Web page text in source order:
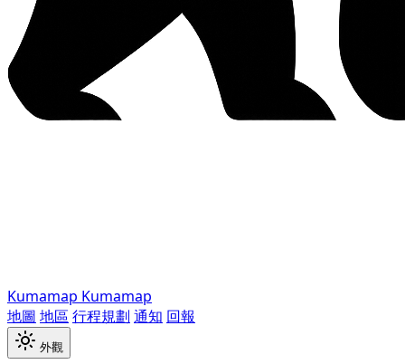
Kumamap Kumamap
地圖 地區 行程規劃 通知 回報
外觀